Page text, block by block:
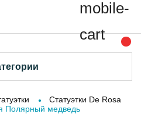
Статуэтки De Rosa
Полярный медведь